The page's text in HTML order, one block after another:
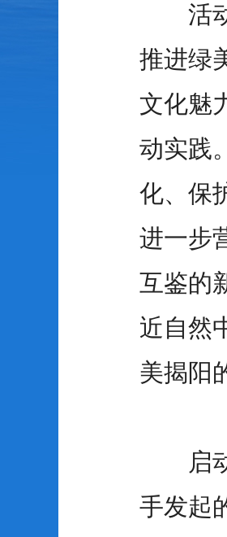
活动
推进绿
文化魅
动实践
化、保
进一步
互鉴的
近自然
美揭阳
启动
手发起